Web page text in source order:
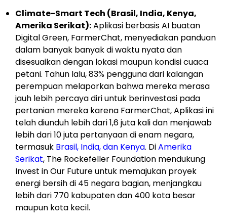
Climate-Smart Tech (Brasil, India, Kenya,
Amerika Serikat):Aplikasi berbasis AI buatan
Digital Green, FarmerChat, menyediakan panduan
dalam banyak banyak di waktu nyata dan
disesuaikan dengan lokasi maupun kondisi cuaca
petani. Tahun lalu, 83% pengguna dari kalangan
perempuan melaporkan bahwa mereka merasa
jauh lebih percaya diri untuk berinvestasi pada
pertanian mereka karena FarmerChat, Aplikasi ini
telah diunduh lebih dari 1,6 juta kali dan menjawab
lebih dari 10 juta pertanyaan di enam negara,
termasuk Brasil, India, dan Kenya. DiAmerika
Serikat, The Rockefeller Foundation mendukung
Invest in Our Future untuk memajukan proyek
energi bersih di 45 negara bagian, menjangkau
lebih dari 770 kabupaten dan 400 kota besar
maupun kota kecil.